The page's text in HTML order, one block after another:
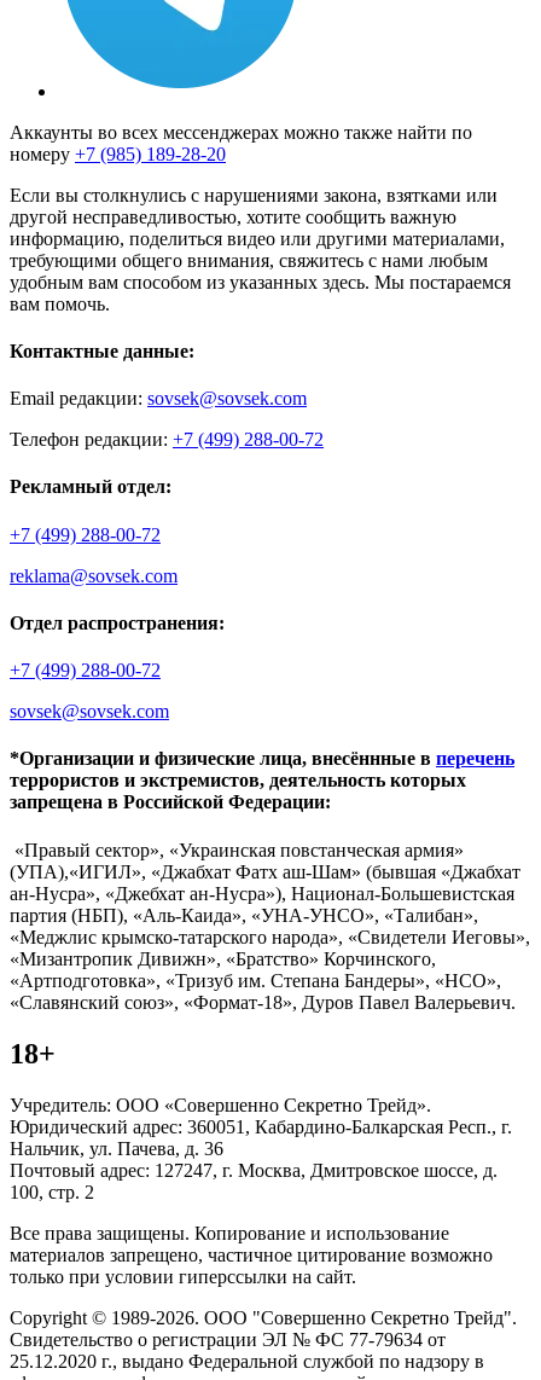
Аккаунты во всех мессенджерах можно также найти по
номеру +7 (985) 189-28-20
Если вы столкнулись с нарушениями закона, взятками или
другой несправедливостью, хотите сообщить важную
информацию, поделиться видео или другими материалами,
требующими общего внимания, свяжитесь с нами любым
удобным вам способом из указанных здесь. Мы постараемся
вам помочь.
Контактные данные:
Email редакции: sovsek@sovsek.com
Телефон редакции: +7 (499) 288-00-72
Рекламный отдел:
+7 (499) 288-00-72
reklama@sovsek.com
Отдел распространения:
+7 (499) 288-00-72
sovsek@sovsek.com
*Организации и физические лица, внесённные в перечень
террористов и экстремистов, деятельность которых
запрещена в Российской Федерации:
«Правый сектор», «Украинская повстанческая армия»
(УПА),«ИГИЛ», «Джабхат Фатх аш-Шам» (бывшая «Джабхат
ан-Нусра», «Джебхат ан-Нусра»), Национал-Большевистская
партия (НБП), «Аль-Каида», «УНА-УНСО», «Талибан»,
«Меджлис крымско-татарского народа», «Свидетели Иеговы»,
«Мизантропик Дивижн», «Братство» Корчинского,
«Артподготовка», «Тризуб им. Степана Бандеры», «НСО»,
«Славянский союз», «Формат-18», Дуров Павел Валерьевич.
18+
Учредитель: ООО «Совершенно Секретно Трейд».
Юридический адрес: 360051, Кабардино-Балкарская Респ., г.
Нальчик, ул. Пачева, д. 36
Почтовый адрес: 127247, г. Москва, Дмитровское шоссе, д.
100, стр. 2
Все права защищены. Копирование и использование
материалов запрещено, частичное цитирование возможно
только при условии гиперссылки на сайт.
Copyright © 1989-2026. ООО "Совершенно Секретно Трейд".
Свидетельство о регистрации ЭЛ № ФС 77-79634 от
25.12.2020 г., выдано Федеральной службой по надзору в